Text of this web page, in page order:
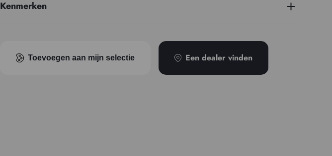
Kenmerken
Toevoegen aan mijn selectie Een dealer vinden